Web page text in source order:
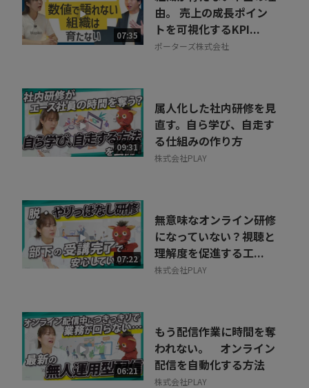
07:35
由。 売上の成長ポイン
トを可視化するKPI...
ポーターズ株式会社
09:31
属人化した社内研修を見
直す。自ら学び、自走す
る仕組みの作り方
株式会社PLAY
07:22
無意味なオンライン研修
になっていない？視聴と
理解度を促進する工...
株式会社PLAY
06:21
もう配信作業に時間を奪
われない。 オンライン
配信を自動化する方法
株式会社PLAY